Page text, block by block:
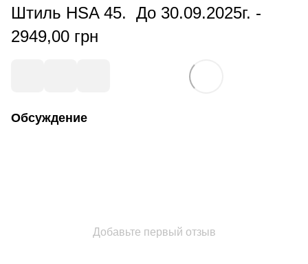
Штиль HSA 45. До 30.09.2025г. -
2949,00 грн
Обсуждение
Добавьте первый отзыв